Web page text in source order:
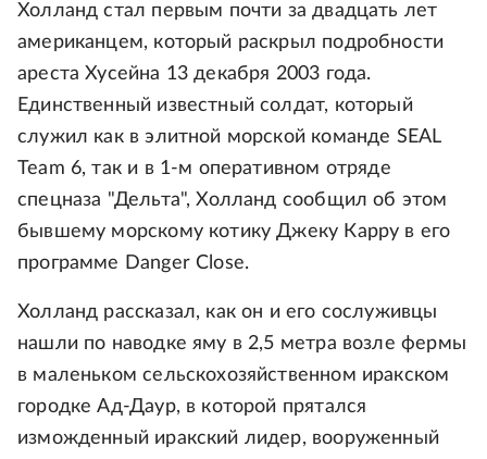
Холланд стал первым почти за двадцать лет
американцем, который раскрыл подробности
ареста Хусейна 13 декабря 2003 года.
Единственный известный солдат, который
служил как в элитной морской команде SEAL
Team 6, так и в 1-м оперативном отряде
спецназа "Дельта", Холланд сообщил об этом
бывшему морскому котику Джеку Карру в его
программе Danger Close.
Холланд рассказал, как он и его сослуживцы
нашли по наводке яму в 2,5 метра возле фермы
в маленьком сельскохозяйственном иракском
городке Ад-Даур, в которой прятался
изможденный иракский лидер, вооруженный